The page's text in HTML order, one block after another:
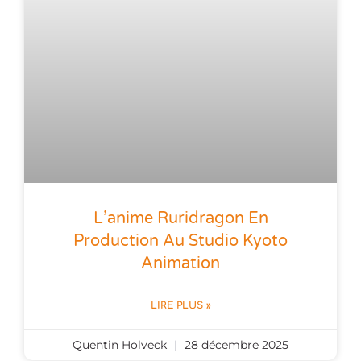
L’anime Ruridragon En
Production Au Studio Kyoto
Animation
LIRE PLUS »
Quentin Holveck 28 décembre 2025